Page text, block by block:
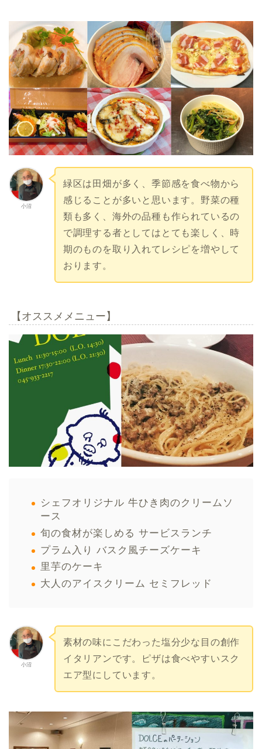
小沼
緑区は田畑が多く、季節感を食べ物から
感じることが多いと思います。野菜の種
類も多く、海外の品種も作られているの
で調理する者としてはとても楽しく、時
期のものを取り入れてレシピを増やして
おります。
【オススメメニュー】
シェフオリジナル 牛ひき肉のクリームソ
ース
旬の食材が楽しめる サービスランチ
プラム入り バスク風チーズケーキ
里芋のケーキ
大人のアイスクリーム セミフレッド
小沼
素材の味にこだわった塩分少な目の創作
イタリアンです。ピザは食べやすいスク
エア型にしています。